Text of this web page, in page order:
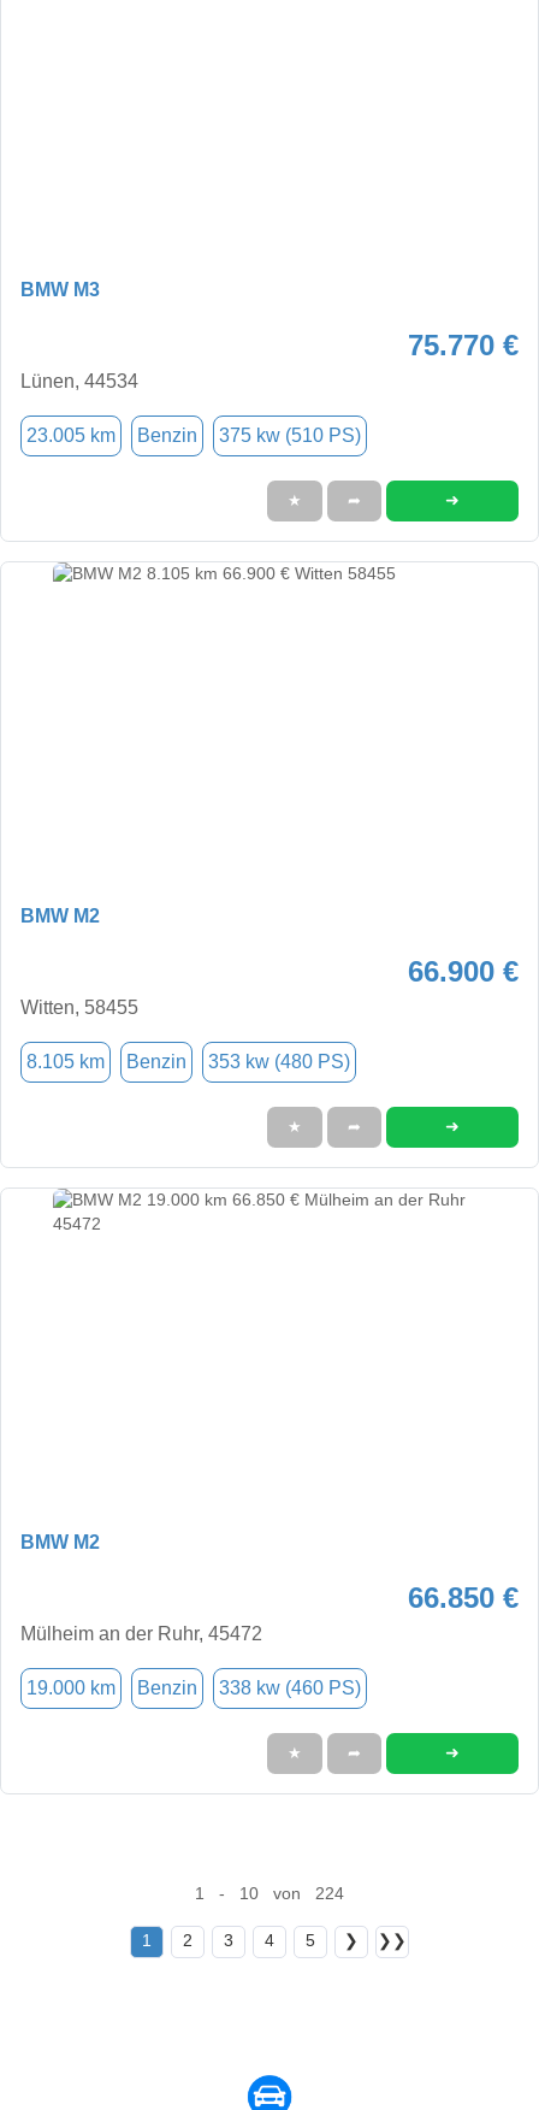
BMW M3
75.770 €
Lünen, 44534
23.005 km Benzin 375 kw (510 PS)
★ ➦ ➜
BMW M2
66.900 €
Witten, 58455
8.105 km Benzin 353 kw (480 PS)
★ ➦ ➜
BMW M2
66.850 €
Mülheim an der Ruhr, 45472
19.000 km Benzin 338 kw (460 PS)
★ ➦ ➜
1 - 10 von 224
1 2 3 4 5 ❯ ❯❯